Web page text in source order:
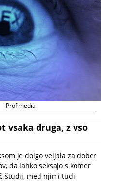
Profimedia
vsaka druga, z vso
je dolgo veljala za dober
da lahko seksajo s komer
študij, med njimi tudi